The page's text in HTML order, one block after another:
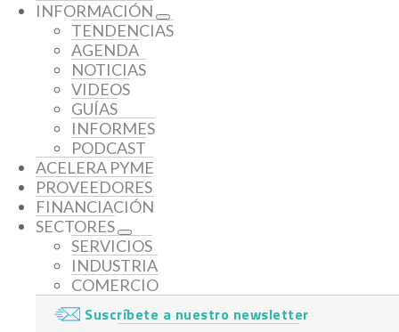
INFORMACIÓN
TENDENCIAS
AGENDA
NOTICIAS
VIDEOS
GUÍAS
INFORMES
PODCAST
ACELERA PYME
PROVEEDORES
FINANCIACIÓN
SECTORES
SERVICIOS
INDUSTRIA
COMERCIO
Suscríbete a nuestro newsletter